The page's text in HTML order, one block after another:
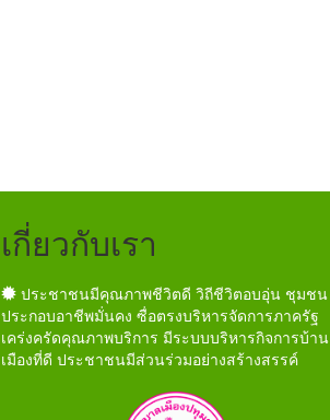
เกี่ยวกับเรา
ประชาชนมีคุณภาพชีวิตดี วิถีชีวิตอบอุ่น ชุมชน
ประกอบอาชีพมั่นคง ซื่อตรงบริหารจัดการภาครัฐ
เคร่งครัดคุณภาพบริการ มีระบบบริหารกิจการบ้าน
เมืองที่ดี ประชาชนมีส่วนร่วมอย่างสร้างสรรค์